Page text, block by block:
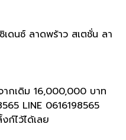
ดนซ์ ลาดพร้าว สเตชั่น ลา
กเดิม 16,000,000 บาท
LINE 0616198565
ก์ไว้ได้เลย